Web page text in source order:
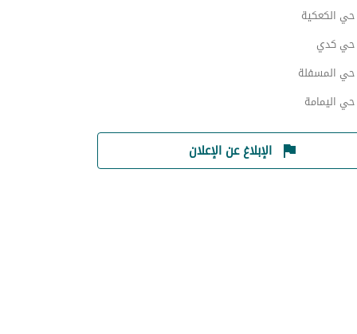
الكعكية
كدي
المسفلة
اليمامة
الإبلاغ عن الإعلان